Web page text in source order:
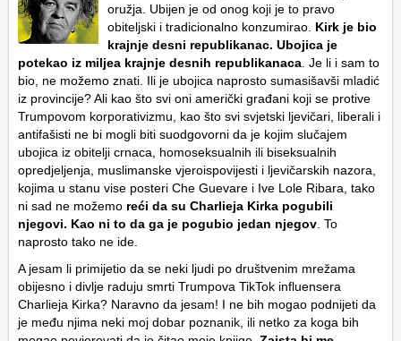
oružja. Ubijen je od onog koji je to pravo
obiteljski i tradicionalno konzumirao. Kirk je bio
krajnje desni republikanac. Ubojica je
potekao iz miljea krajnje desnih republikanaca. Je li i sam to
bio, ne možemo znati. Ili je ubojica naprosto sumasišavši mladić
iz provincije? Ali kao što svi oni američki građani koji se protive
Trumpovom korporativizmu, kao što svi svjetski ljevičari, liberali i
antifašisti ne bi mogli biti suodgovorni da je kojim slučajem
ubojica iz obitelji crnaca, homoseksualnih ili biseksualnih
opredjeljenja, muslimanske vjeroispovijesti i ljevičarskih nazora,
kojima u stanu vise posteri Che Guevare i Ive Lole Ribara, tako
ni sad ne možemo reći da su Charlieja Kirka pogubili
njegovi. Kao ni to da ga je pogubio jedan njegov. To
naprosto tako ne ide.
A jesam li primijetio da se neki ljudi po društvenim mrežama
obijesno i divlje raduju smrti Trumpova TikTok influensera
Charlieja Kirka? Naravno da jesam! I ne bih mogao podnijeti da
je među njima neki moj dobar poznanik, ili netko za koga bih